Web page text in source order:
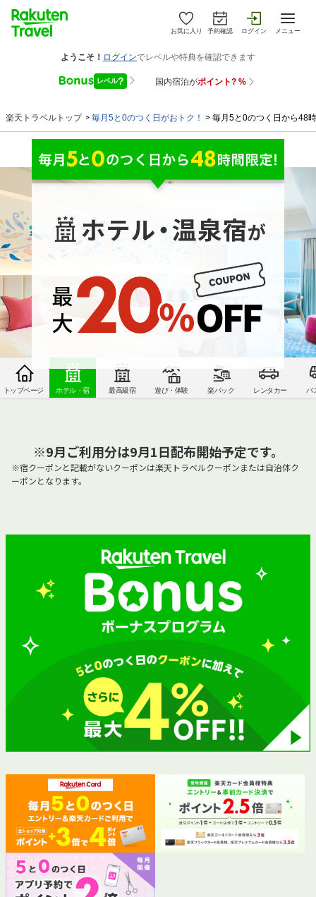
お気に入り 予約確認 ログイン メニュー
楽天トラベルトップ >毎月5と0のつく日がおトク！ >毎月5と0のつく日から48
トップページ ホテル・宿 最高級宿 遊び・体験 楽パック レンタカー バ
※9月ご利用分は9月1日配布開始予定です。
※宿クーポンと記載がないクーポンは楽天トラベルクーポンまたは自治体ク
ーポンとなります。